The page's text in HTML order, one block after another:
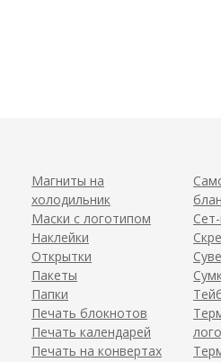
Магниты на
холодильник
Маски с логотипом
Наклейки
Открытки
Пакеты
Папки
Печать блокнотов
Печать календарей
Печать на конвертах